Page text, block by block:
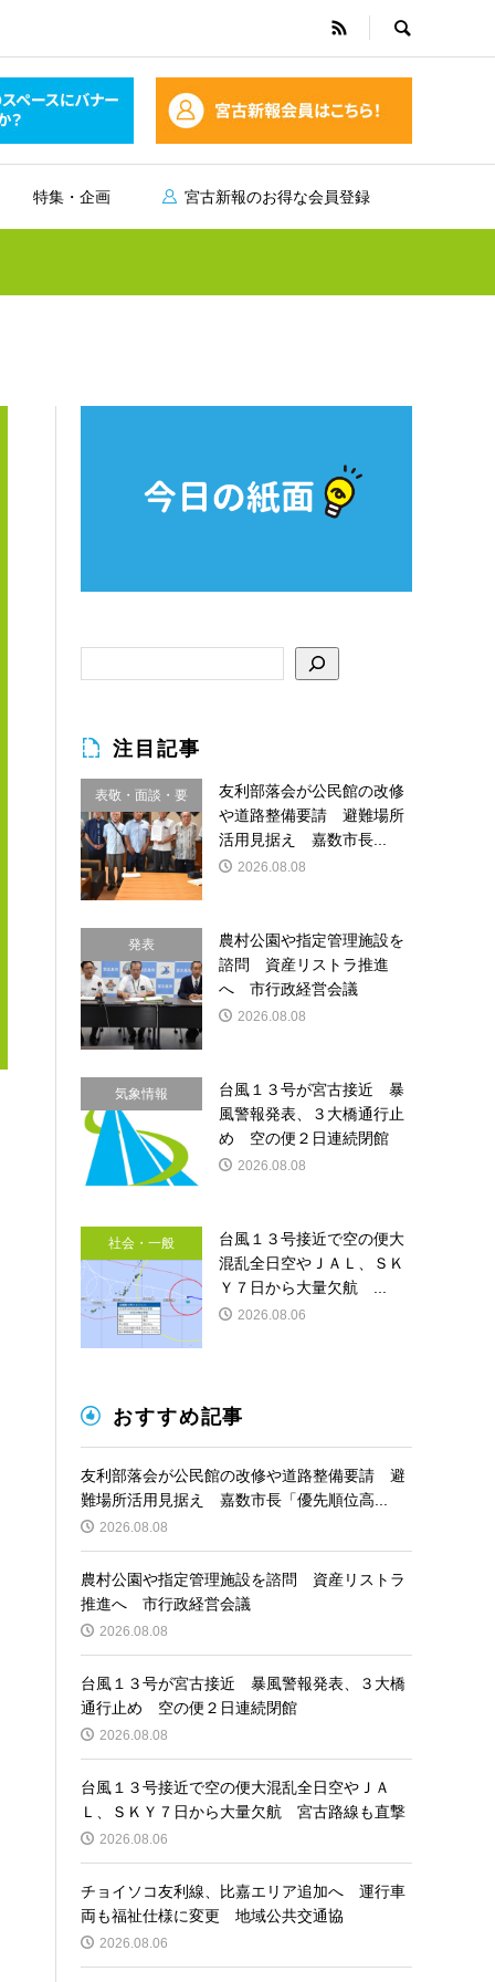
特集・企画 宮古新報のお得な会員登録
注目記事
表敬・面談・要
請
友利部落会が公民館の改修
や道路整備要請 避難場所
活用見据え 嘉数市長...
2026.08.08
発表
農村公園や指定管理施設を
諮問 資産リストラ推進
へ 市行政経営会議
2026.08.08
気象情報
台風１３号が宮古接近 暴
風警報発表、３大橋通行止
め 空の便２日連続閉館
2026.08.08
社会・一般
台風１３号接近で空の便大
混乱全日空やＪＡＬ、ＳＫ
Ｙ７日から大量欠航 ...
2026.08.06
おすすめ記事
友利部落会が公民館の改修や道路整備要請 避
難場所活用見据え 嘉数市長「優先順位高...
2026.08.08
農村公園や指定管理施設を諮問 資産リストラ
推進へ 市行政経営会議
2026.08.08
台風１３号が宮古接近 暴風警報発表、３大橋
通行止め 空の便２日連続閉館
2026.08.08
台風１３号接近で空の便大混乱全日空やＪＡ
Ｌ、ＳＫＹ７日から大量欠航 宮古路線も直撃
2026.08.06
チョイソコ友利線、比嘉エリア追加へ 運行車
両も福祉仕様に変更 地域公共交通協
2026.08.06